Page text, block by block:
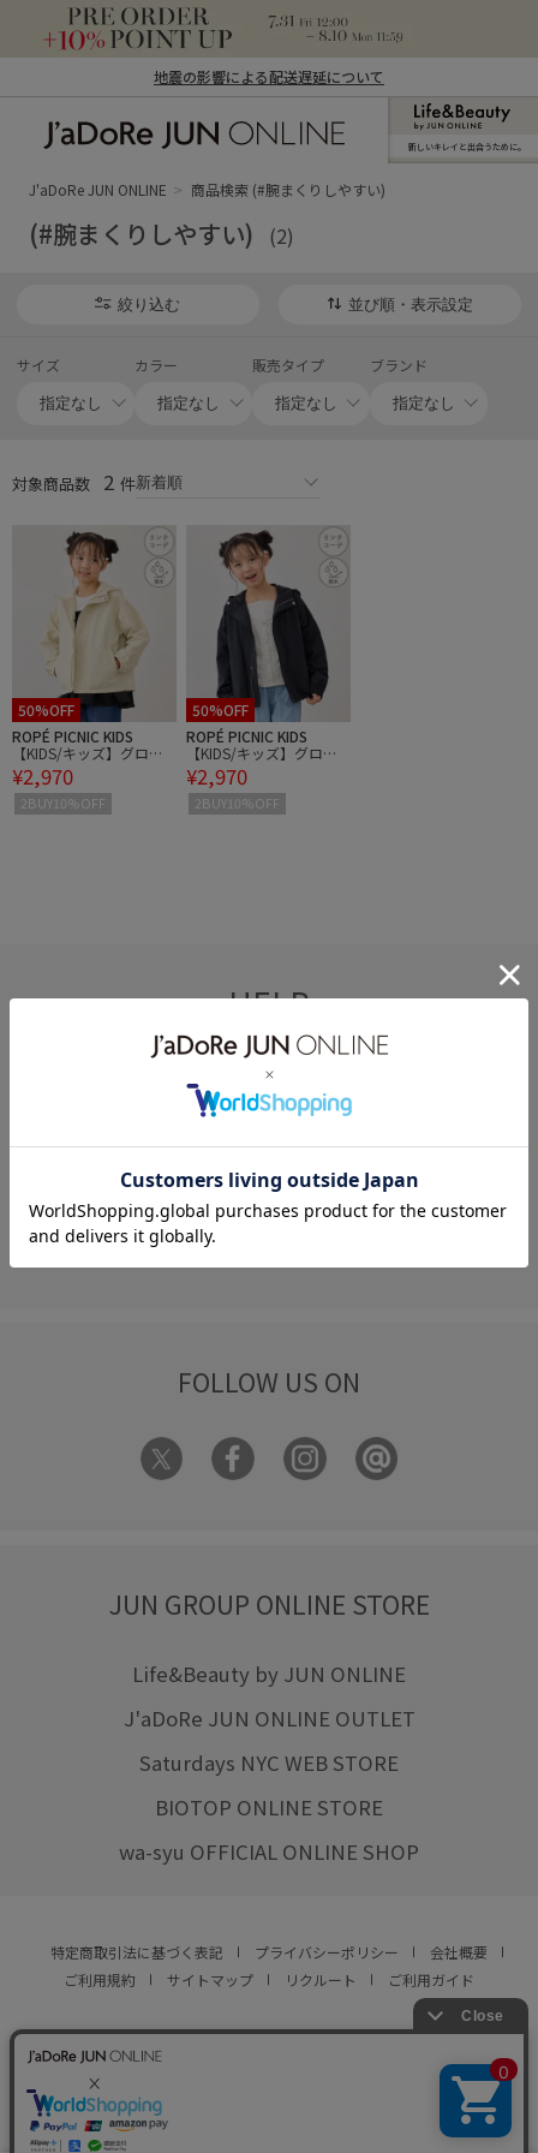
地震の影響による配送遅延について
ン オンライン）
新しいキレイと出合うために。
J'aDoRe JUN ONLINE 商品検索 (#腕まくりしやすい)
(#腕まくりしやすい) (2)
絞り込む 並び順・表示設定
サイズ カラー 販売タイプ ブランド
対象商品数 2 件
50%OFF
ROPÉ PICNIC KIDS
【KIDS/キッズ】グログ
ランショートマウンテン
パーカー/撥水・リンク
コーデ
¥2,970
2BUY10%OFF
50%OFF
ROPÉ PICNIC KIDS
【KIDS/キッズ】グログ
ランショートマウンテン
パーカー/撥水・リンク
コーデ
¥2,970
2BUY10%OFF
HELP
何かお困りですか？
FAQ
お問い合わせ
FOLLOW US ON
JUN GROUP ONLINE STORE
Life&Beauty by JUN ONLINE
J'aDoRe JUN ONLINE OUTLET
Saturdays NYC WEB STORE
BIOTOP ONLINE STORE
wa-syu OFFICIAL ONLINE SHOP
特定商取引法に基づく表記 プライバシーポリシー
会社概要
ご利用規約
サイトマップ リクルート ご利用ガイド
© JUN CO.,LTD. ALL RIGHTS RESERVED.